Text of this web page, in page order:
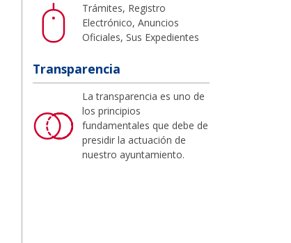
Trámites, Registro
Electrónico, Anuncios
Oficiales, Sus Expedientes
Transparencia
La transparencia es uno de
los principios
fundamentales que debe de
presidir la actuación de
nuestro ayuntamiento.